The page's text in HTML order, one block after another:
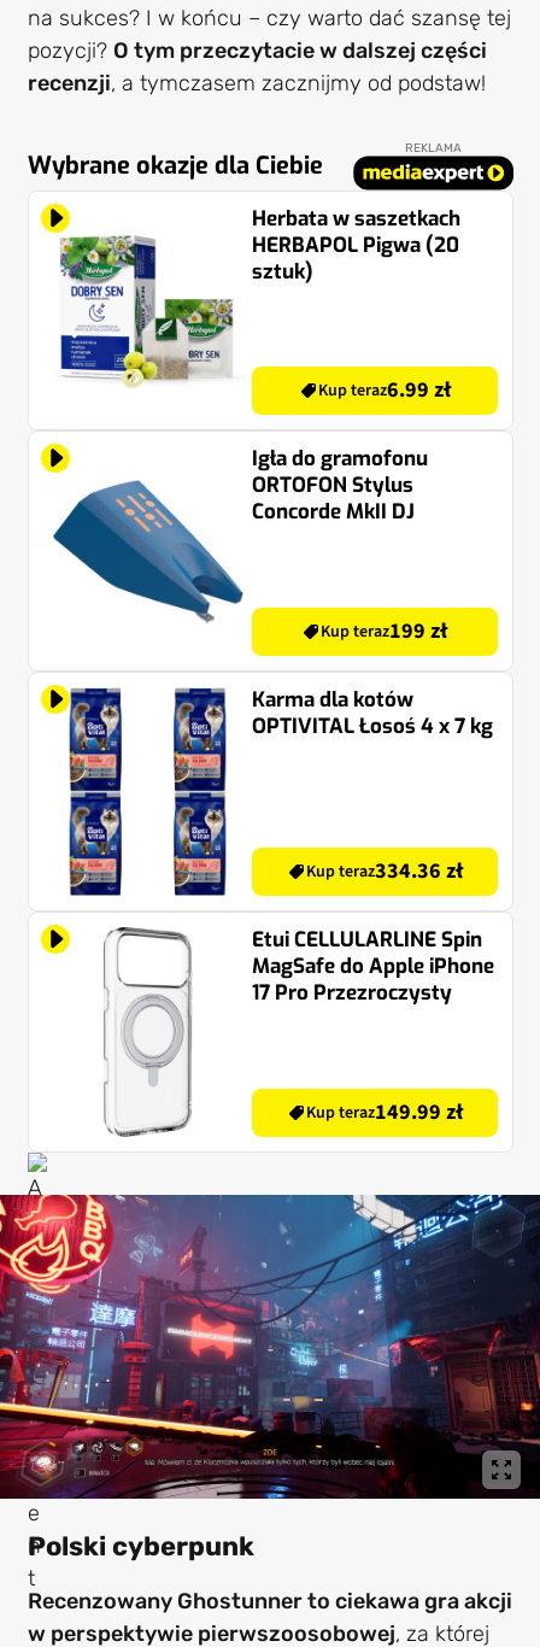
na sukces? I w końcu – czy warto dać szansę tej
pozycji? O tym przeczytacie w dalszej części
recenzji, a tymczasem zacznijmy od podstaw!
Wybrane okazje dla Ciebie
REKLAMA
Herbata w saszetkach
HERBAPOL Pigwa (20
sztuk)
Kup teraz6.99 zł
Igła do gramofonu
ORTOFON Stylus
Concorde MkII DJ
Kup teraz199 zł
Karma dla kotów
OPTIVITAL Łosoś 4 x 7 kg
Kup teraz334.36 zł
Etui CELLULARLINE Spin
MagSafe do Apple iPhone
17 Pro Przezroczysty
Kup teraz149.99 zł
Polski cyberpunk
Recenzowany Ghostunner to ciekawa gra akcji
w perspektywie pierwszoosobowej, za której